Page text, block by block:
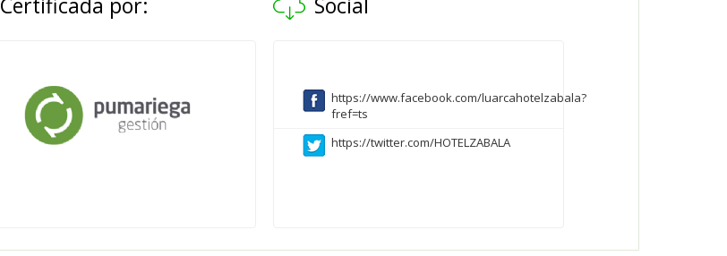
https://www.facebook.com/luarcahotelzabala?
fref=ts
https://twitter.com/HOTELZABALA